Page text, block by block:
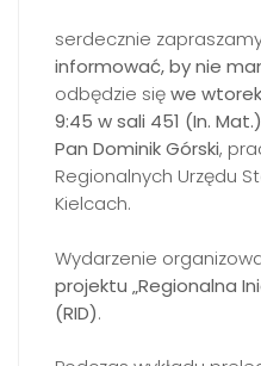
serdecznie
informować, by nie
odbędzie sięwe
9:45 w sali 451 (In. Mat.)
Pan Dominik Górski,
Regionalnych Urzędu
Kielcach.
Wydarzenie
projektu „Regionalna
(RID).